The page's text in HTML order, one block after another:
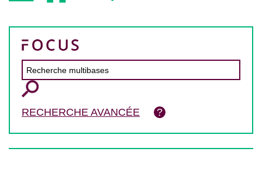
RECHERCHE AVANCÉE